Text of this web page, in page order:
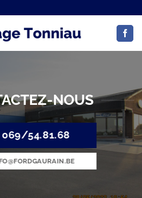
NOUS
069/54.81.68